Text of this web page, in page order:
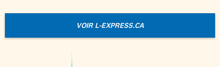
VOIR L-EXPRESS.CA